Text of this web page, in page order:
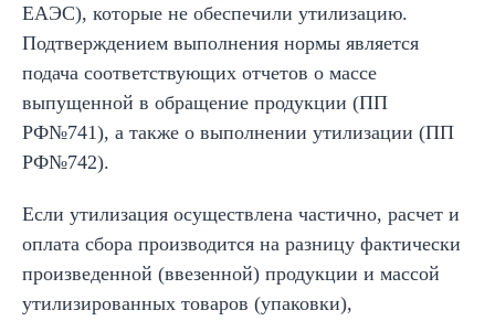
ЕАЭС), которые не обеспечили утилизацию.
Подтверждением выполнения нормы является
подача соответствующих отчетов о массе
выпущенной в обращение продукции (ПП
РФ№741), а также о выполнении утилизации (ПП
РФ№742).
Если утилизация осуществлена частично, расчет и
оплата сбора производится на разницу фактически
произведенной (ввезенной) продукции и массой
утилизированных товаров (упаковки),